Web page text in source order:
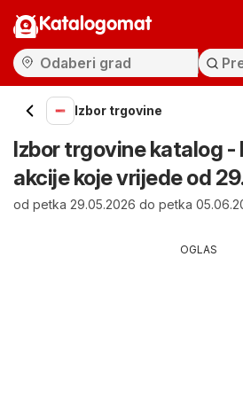
Katalogomat
Izbor trgovine
Izbor trgovine katalog -
akcije koje vrijede od
od petka 29.05.2026 do petka
OGLAS